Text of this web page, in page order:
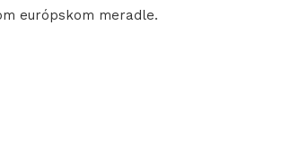
európskom meradle.